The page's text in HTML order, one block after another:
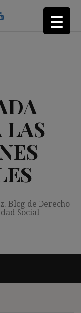
LAS
Blog de Derecho
Social